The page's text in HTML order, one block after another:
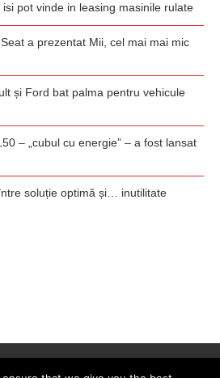
pot vinde in leasing masinile rulate
a prezentat Mii, cel mai mai mic
și Ford bat palma pentru vehicule
– „cubul cu energie” – a fost lansat
soluție optimă și… inutilitate